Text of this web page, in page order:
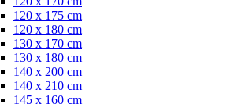
120 x 175 cm
120 x 180 cm
130 x 170 cm
130 x 180 cm
140 x 200 cm
140 x 210 cm
145 x 160 cm